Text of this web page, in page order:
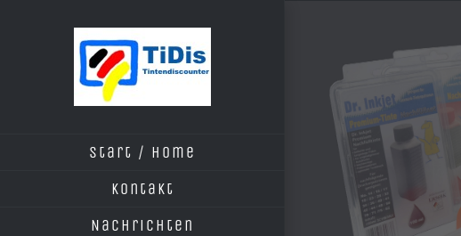
Start / Home
Kontakt
Nachrichten